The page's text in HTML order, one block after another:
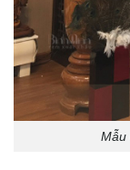
Mẫu